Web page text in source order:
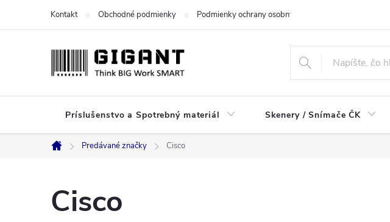
Kontakt Obchodné podmienky Podmienky ochrany osobných údajov
Príslušenstvo a Spotrebný materiál Skenery / Snímače ČK
Domov
Predávané značky Cisco
Cisco